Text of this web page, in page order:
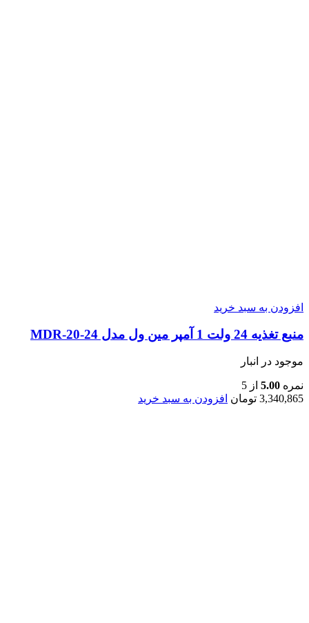
افزودن به سبد خرید
منبع تغذیه 24 ولت 1 آمپر مین ول مدل MDR-20-24
موجود در انبار
نمره 5.00 از 5
3,340,865 تومان افزودن به سبد خرید